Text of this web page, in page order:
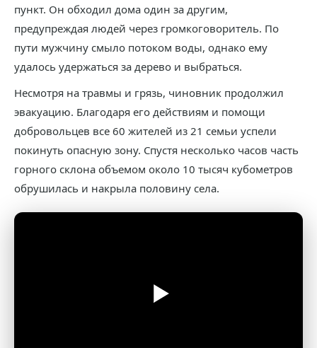
пункт. Он обходил дома один за другим,
предупреждая людей через громкоговоритель. По
пути мужчину смыло потоком воды, однако ему
удалось удержаться за дерево и выбраться.
Несмотря на травмы и грязь, чиновник продолжил
эвакуацию. Благодаря его действиям и помощи
добровольцев все 60 жителей из 21 семьи успели
покинуть опасную зону. Спустя несколько часов часть
горного склона объемом около 10 тысяч кубометров
обрушилась и накрыла половину села.